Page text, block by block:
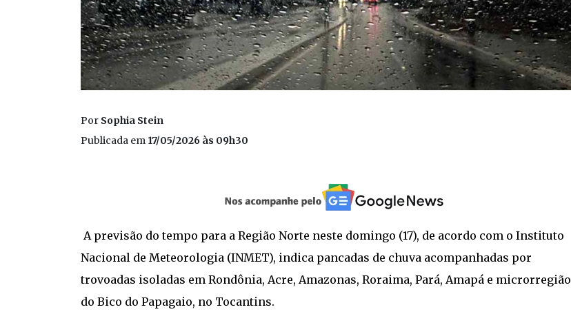
Por Sophia Stein
Publicada em 17/05/2026 às 09h30
A previsão do tempo para a Região Norte neste domingo (17), de acordo com o Instituto
Nacional de Meteorologia (INMET), indica pancadas de chuva acompanhadas por
trovoadas isoladas em Rondônia, Acre, Amazonas, Roraima, Pará, Amapá e microrregião
do Bico do Papagaio, no Tocantins.